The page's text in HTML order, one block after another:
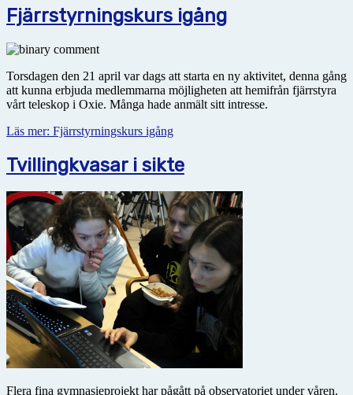
Fjärrstyrningskurs igång
Torsdagen den 21 april var dags att starta en ny aktivitet, denna gång
att kunna erbjuda medlemmarna möjligheten att hemifrån fjärrstyra
vårt teleskop i Oxie. Många hade anmält sitt intresse.
Läs mer: Fjärrstyrningskurs igång
Tvillingkvasar i sikte
Flera fina gymnasieprojekt har pågått på observatoriet under våren.